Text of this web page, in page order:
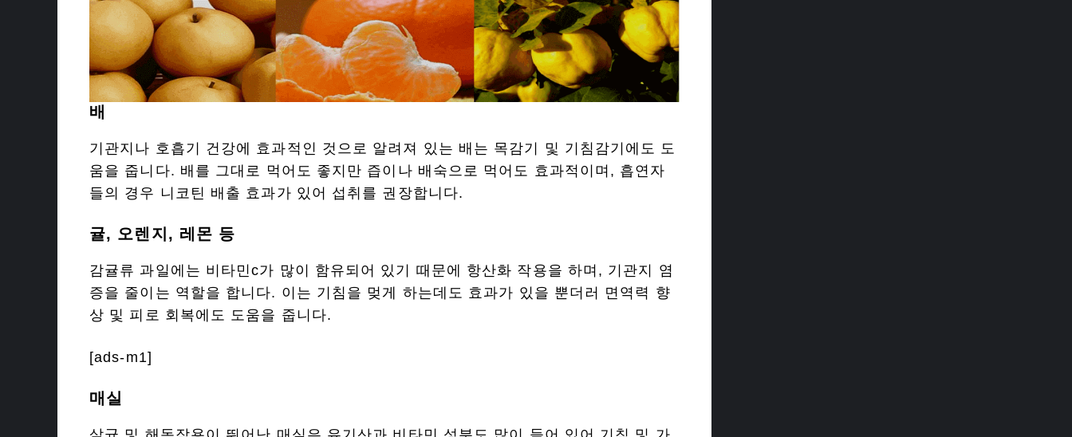
배
기관지나 호흡기 건강에 효과적인 것으로 알려져 있는 배는 목감기 및 기침감기에도 도
움을 줍니다. 배를 그대로 먹어도 좋지만 즙이나 배숙으로 먹어도 효과적이며, 흡연자
들의 경우 니코틴 배출 효과가 있어 섭취를 권장합니다.
귤, 오렌지, 레몬 등
감귤류 과일에는 비타민c가 많이 함유되어 있기 때문에 항산화 작용을 하며, 기관지 염
증을 줄이는 역할을 합니다. 이는 기침을 멎게 하는데도 효과가 있을 뿐더러 면역력 향
상 및 피로 회복에도 도움을 줍니다.
[ads-m1]
매실